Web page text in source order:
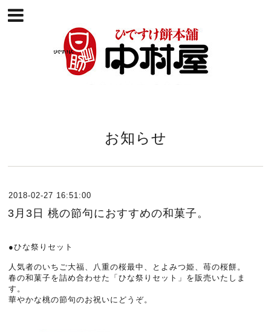
お知らせ
2018-02-27 16:51:00
3月3日 桃の節句におすすめの和菓子。
●ひな祭りセット
人気者のいちご大福、八重の桜最中、とよみつ姫、苺の桜餅。
春の和菓子を詰め合わせた「ひな祭りセット」を販売いたしま
す。
華やかな桃の節句のお祝いにどうぞ。